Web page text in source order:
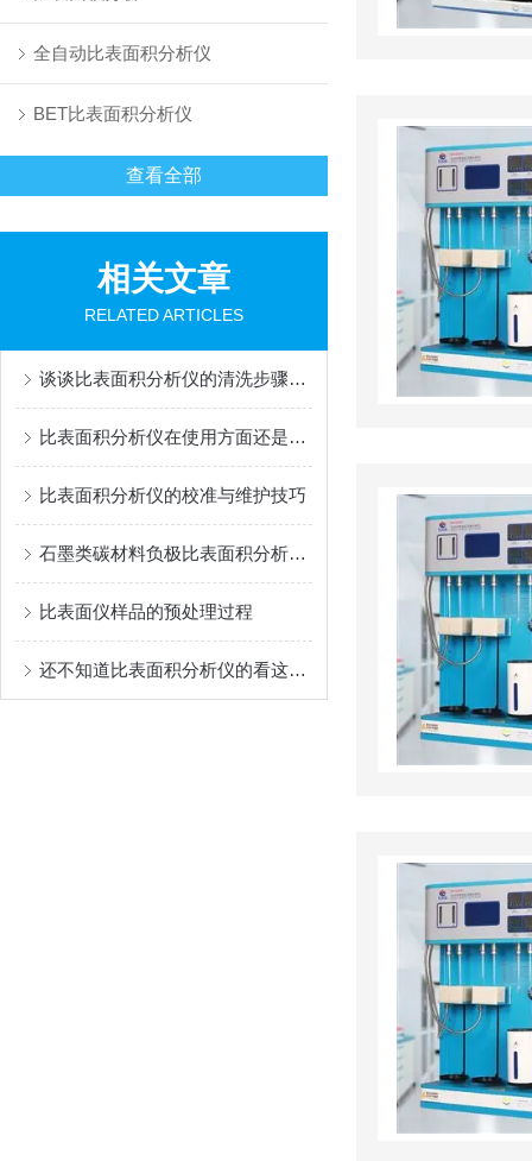
全自动比表面积分析仪
BET比表面积分析仪
查看全部
相关文章
RELATED ARTICLES
谈谈比表面积分析仪的清洗步骤和注意事项
比表面积分析仪在使用方面还是有些要领的
比表面积分析仪的校准与维护技巧
石墨类碳材料负极比表面积分析仪介绍
比表面仪样品的预处理过程
还不知道比表面积分析仪的看这里！